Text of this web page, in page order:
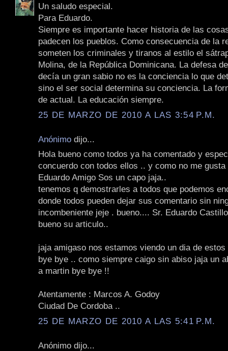
Un saludo especial.
Para Eduardo.
Siempre es importante hacer historia de las
padecen los pueblos. Como consecuencia de la
someten los criminales y tiranos al estilo el
Molina, de la República Dominicana. La defesa
decía un gran sabio no es la conciencia lo que
sino el ser social determina su conciencia. La
de actual. La educación siempre.
25 DE MARZO DE 2010 A LAS 3:54 P.M.
Anónimo dijo...
Hola bueno como todos ya ha comentado y
concuerdo con todos ellos .. y como no me
Eduardo Amigo Sos un capo jaja..
tenemos q demostrarles a todos que podemos
donde todos pueden dejar sus comentario sin
incombeniente jeje . bueno.... Sr. Eduardo
bueno su articulo..
jaja amigaso nos estamos viendo un dia de
bye bye .. como siempre caigo sin abiso jaja un
a martin bye bye !!
Atentamente : Marcos A. Godoy
Ciudad De Cordoba ..
25 DE MARZO DE 2010 A LAS 5:41 P.M.
Anónimo dijo...